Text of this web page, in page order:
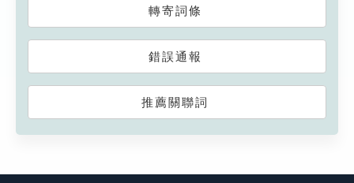
轉寄詞條
錯誤通報
推薦關聯詞